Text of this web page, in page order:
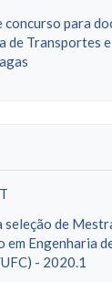
concurso para
de Transportes
seleção de
em Engenharia
- 2020.1